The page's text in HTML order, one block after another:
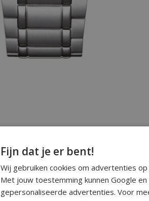
Fijn dat je er bent!
Wij gebruiken cookies om advertenties
Met jouw toestemming kunnen Google
gepersonaliseerde advertenties. Voor